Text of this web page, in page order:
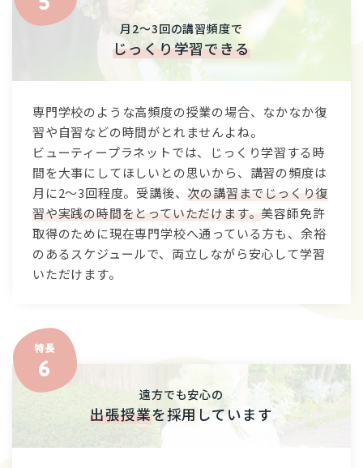
月2〜3回の講習頻度で
じっくり学習できる
専門学校のような高頻度の授業の場合、なかなか復
習や自習などの時間がとれませんよね。
ビューティープラネットでは、じっくり学習する時
間を大事にしてほしいとの思いから、講習の頻度は
月に2〜3回程度。受講後、次の講習までじっくり復
習や実践の時間をとっていただけます。美容師免許
取得のために現在専門学校へ通っている方も、余裕
のあるスケジュールで、両立しながら安心して学習
いただけます。
遠方でも安心の
出張授業を採用しています